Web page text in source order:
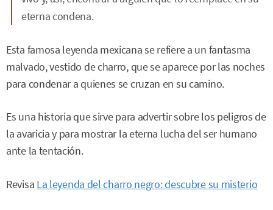
eterna condena.
Esta famosa leyenda mexicana se refiere a un fantasma
malvado, vestido de charro, que se aparece por las noches
para condenar a quienes se cruzan en su camino.
Es una historia que sirve para advertir sobre los peligros de
la avaricia y para mostrar la eterna lucha del ser humano
ante la tentación.
Revisa La leyenda del charro negro: descubre su misterio